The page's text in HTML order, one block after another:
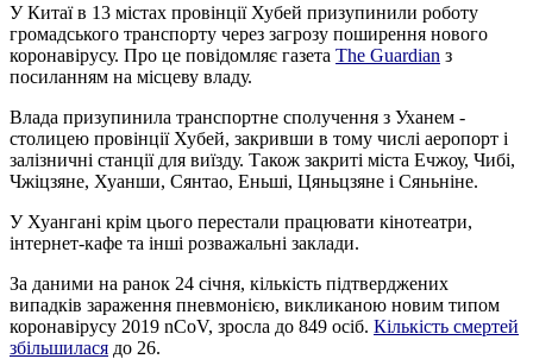
У Китаї в 13 містах провінції Хубей призупинили роботу
громадського транспорту через загрозу поширення нового
коронавірусу. Про це повідомляє газета The Guardian з
посиланням на місцеву владу.
Влада призупинила транспортне сполучення з Уханем -
столицею провінції Хубей, закривши в тому числі аеропорт і
залізничні станції для виїзду. Також закриті міста Ечжоу, Чибі,
Чжіцзяне, Хуанши, Сянтао, Еньші, Цяньцзяне і Сяньніне.
У Хуангані крім цього перестали працювати кінотеатри,
інтернет-кафе та інші розважальні заклади.
За даними на ранок 24 січня, кількість підтверджених
випадків зараження пневмонією, викликаною новим типом
коронавірусу 2019 nCoV, зросла до 849 осіб. Кількість смертей
збільшилася до 26.